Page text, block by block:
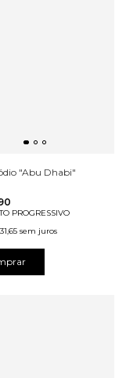
"Abu Dhabi"
PROGRESSIVO
sem juros